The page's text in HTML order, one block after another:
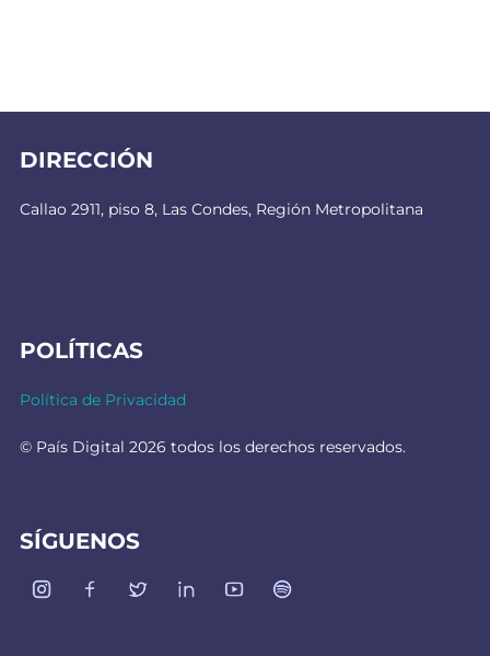
DIRECCIÓN
Callao 2911, piso 8, Las Condes, Región Metropolitana
POLÍTICAS
Política de Privacidad
© País Digital 2026 todos los derechos reservados.
SÍGUENOS